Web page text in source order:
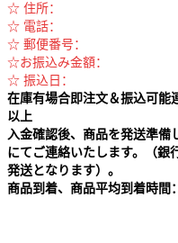
☆ 住所：
☆ 電話：
☆ 郵便番号：
☆お振込み金額：
☆ 振込日：
在庫有場合即注文＆振込可能
以上
入金確認後、商品を発送準備
にてご連絡いたします。（銀
発送となります）。
商品到着、商品平均到着時間